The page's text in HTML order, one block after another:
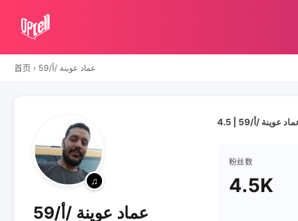
首页 › عماد عوينة /أ/59
عماد عوينة /أ/59
粉丝数
4.5K